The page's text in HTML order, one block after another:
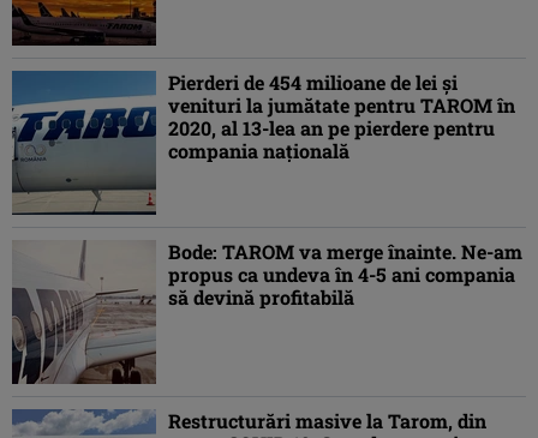
Pierderi de 454 milioane de lei şi
venituri la jumătate pentru TAROM în
2020, al 13-lea an pe pierdere pentru
compania națională
Bode: TAROM va merge înainte. Ne-am
propus ca undeva în 4-5 ani compania
să devină profitabilă
Restructurări masive la Tarom, din